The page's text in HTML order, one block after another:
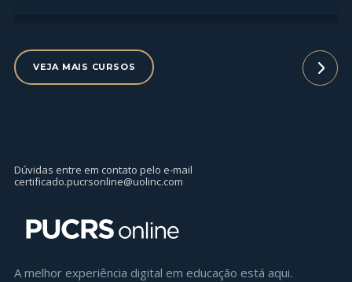
VEJA MAIS CURSOS
Dúvidas entre em contato pelo e-mail
certificado.pucrsonline@uolinc.com
A melhor experiência digital em educaçāo está aqui.